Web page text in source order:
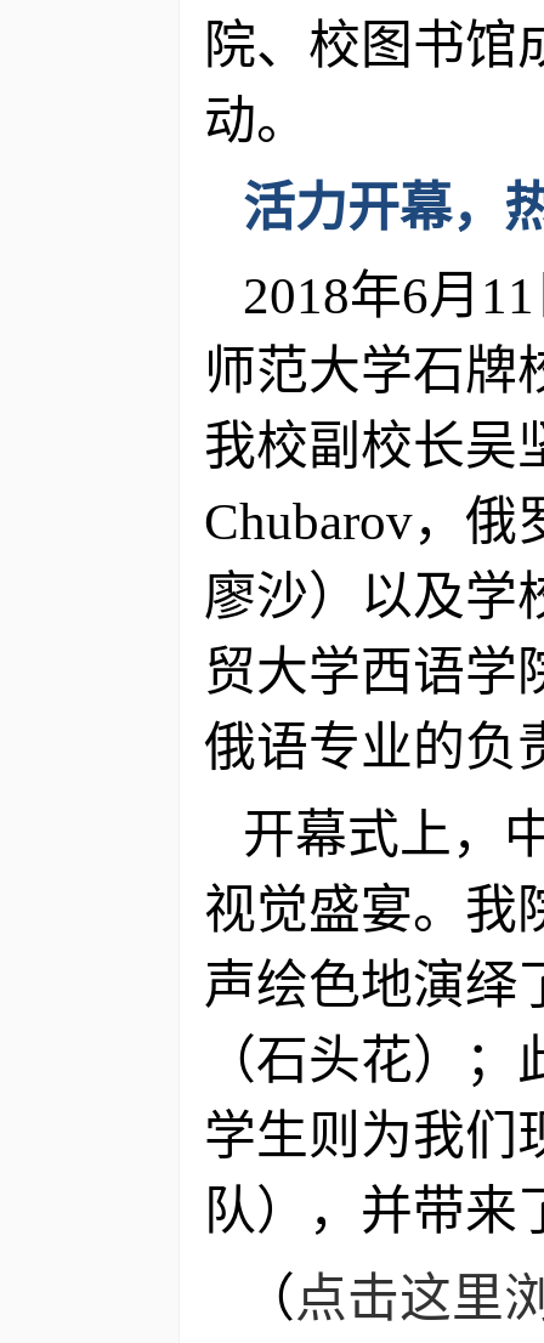
院、校图书馆
动。
活力开幕，
2018年6月
师范大学石牌
我校副校长吴
Chubarov，
廖沙）以及学
贸大学西语学
俄语专业的负
开幕式上，
视觉盛宴。我
声绘色地演绎
（石头花）
学生则为我们
队），并带
（ 点击这里